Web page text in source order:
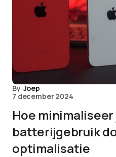
By Joep
7 december 2024
Hoe minimaliseer
batterijgebruik
optimalisatie